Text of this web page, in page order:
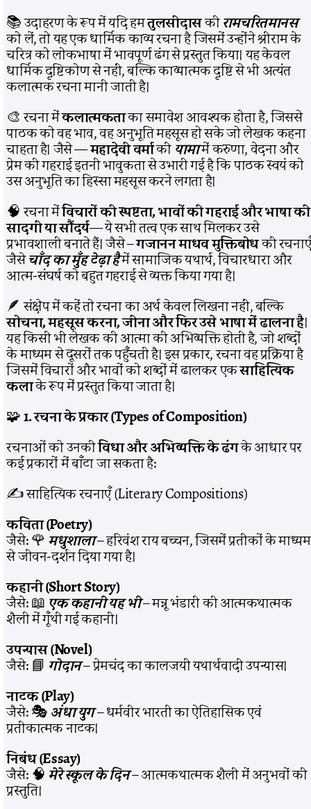
📚 उदाहरण के रूप में यदि हमतुलसीदासकीरामचरितमानस
को लें, तो यह एक धार्मिक काव्य रचना है जिसमें उन्होंने श्रीराम के
चरित्र को लोकभाषा में भावपूर्ण ढंग से प्रस्तुत किया। यह केवल
धार्मिक दृष्टिकोण से नहीं, बल्कि काव्यात्मक दृष्टि से भी अत्यंत
कलात्मक रचना मानी जाती है।
🎨 रचना मेंकलात्मकताका समावेश आवश्यक होता है, जिससे
पाठक को वह भाव, वह अनुभूति महसूस हो सके जो लेखक कहना
चाहता है। जैसे —महादेवी वर्माकीयामामें करुणा, वेदना और
प्रेम की गहराई इतनी भावुकता से उभारी गई है कि पाठक स्वयं को
उस अनुभूति का हिस्सा महसूस करने लगता है।
🧠 रचना मेंविचारों की स्पष्टता, भावों की गहराई और भाषा की
सादगी या सौंदर्य— ये सभी तत्व एक साथ मिलकर उसे
प्रभावशाली बनाते हैं। जैसे –गजानन माधव मुक्तिबोधकी रचनाएँ
जैसेचाँद का मुँह टेढ़ा हैमें सामाजिक यथार्थ, विचारधारा और
आत्म-संघर्ष को बहुत गहराई से व्यक्त किया गया है।
🪶 संक्षेप में कहें तो रचना का अर्थ केवल लिखना नहीं, बल्कि
सोचना, महसूस करना, जीना और फिर उसे भाषा में ढालना है।
यह किसी भी लेखक की आत्मा की अभिव्यक्ति होती है, जो शब्दों
के माध्यम से दूसरों तक पहुँचती है। इस प्रकार, रचना वह प्रक्रिया है
जिसमें विचारों और भावों को शब्दों में ढालकर एकसाहित्यिक
कलाके रूप में प्रस्तुत किया जाता है।
🧩1. रचना के प्रकार (Types of Composition)
रचनाओं को उनकीविधा और अभिव्यक्ति के ढंगके आधार पर
कई प्रकारों में बाँटा जा सकता है:
✍️ साहित्यिक रचनाएँ (Literary Compositions)
कविता (Poetry)
जैसे: 🌹 मधुशाला– हरिवंश राय बच्चन, जिसमें प्रतीकों के माध्यम
से जीवन-दर्शन दिया गया है।
कहानी (Short Story)
जैसे: 📖 एक कहानी यह भी– मन्नू भंडारी की आत्मकथात्मक
शैली में गूँथी गई कहानी।
उपन्यास (Novel)
जैसे: 📘 गोदान– प्रेमचंद का कालजयी यथार्थवादी उपन्यास।
नाटक (Play)
जैसे: 🎭अंधा युग– धर्मवीर भारती का ऐतिहासिक एवं
प्रतीकात्मक नाटक।
निबंध (Essay)
जैसे: 🧠 मेरे स्कूल के दिन– आत्मकथात्मक शैली में अनुभवों की
प्रस्तुति।